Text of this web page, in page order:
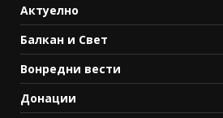
Актуелно
Балкан и Свет
Вонредни вести
Донации